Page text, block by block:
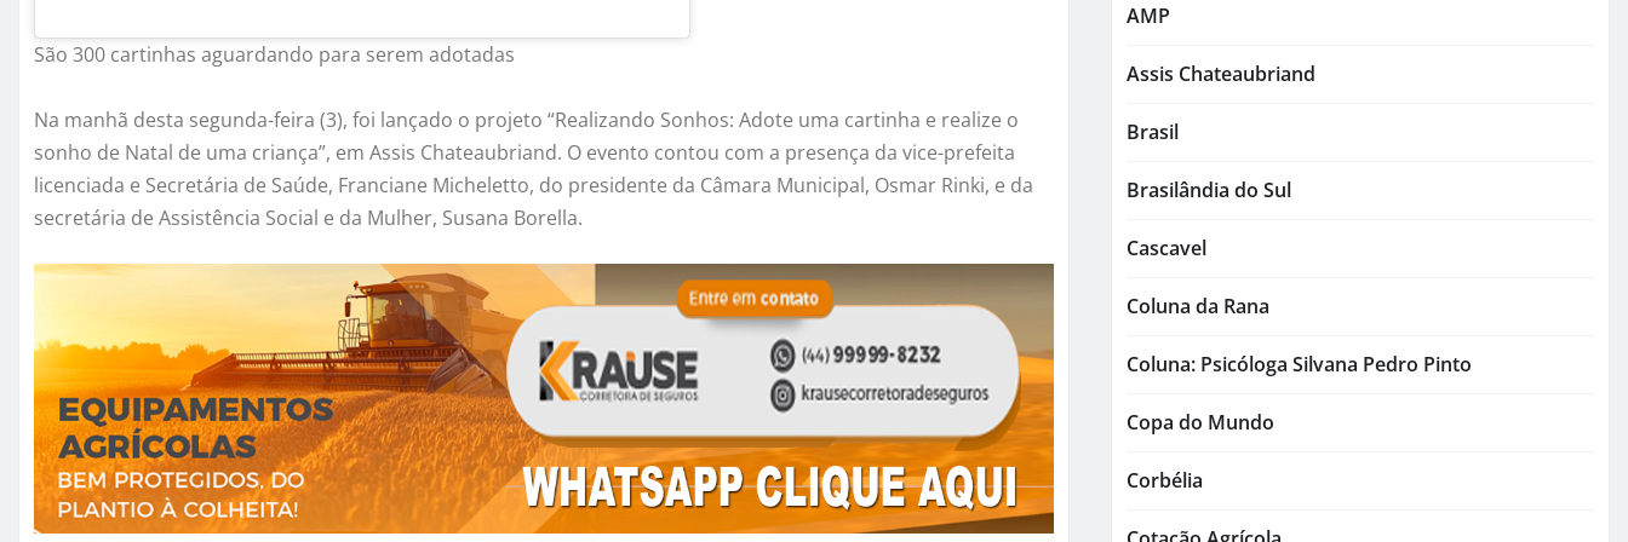
São 300 cartinhas aguardando para serem adotadas
Na manhã desta segunda-feira (3), foi lançado o projeto “Realizando Sonhos: Adote uma cartinha e realize o
sonho de Natal de uma criança”, em Assis Chateaubriand. O evento contou com a presença da vice-prefeita
licenciada e Secretária de Saúde, Franciane Micheletto, do presidente da Câmara Municipal, Osmar Rinki, e da
secretária de Assistência Social e da Mulher, Susana Borella.
AMP
Assis Chateaubriand
Brasil
Brasilândia do Sul
Cascavel
Coluna da Rana
Coluna: Psicóloga Silvana Pedro Pinto
Copa do Mundo
Corbélia